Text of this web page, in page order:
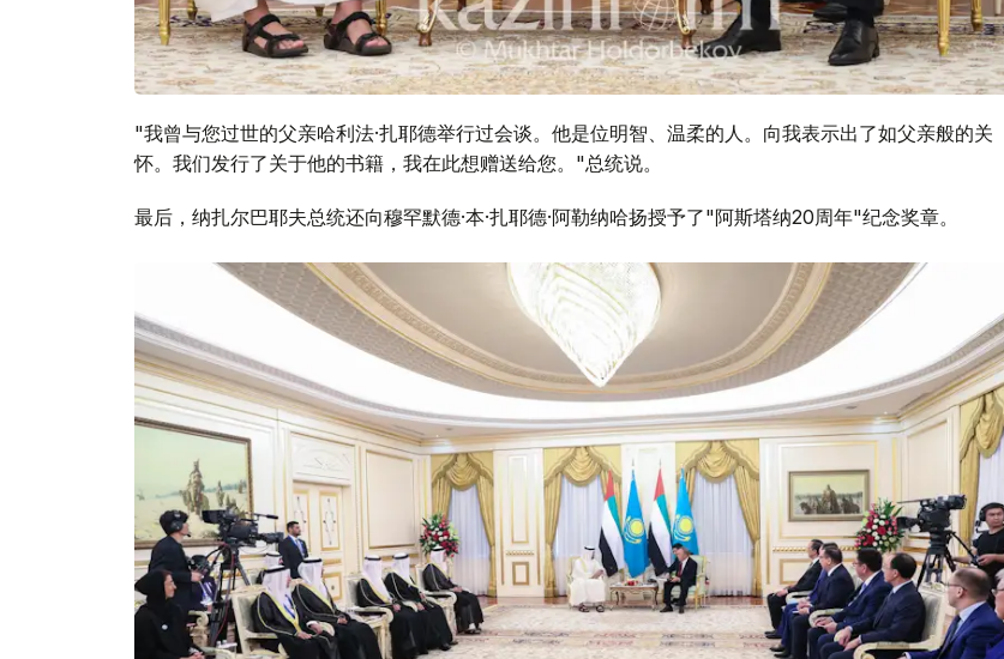
"我曾与您过世的父亲哈利法·扎耶德举行过会谈。他是位明智、温柔的人。向我表示出了如父亲般的关
怀。我们发行了关于他的书籍，我在此想赠送给您。"总统说。
最后，纳扎尔巴耶夫总统还向穆罕默德·本·扎耶德·阿勒纳哈扬授予了"阿斯塔纳20周年"纪念奖章。